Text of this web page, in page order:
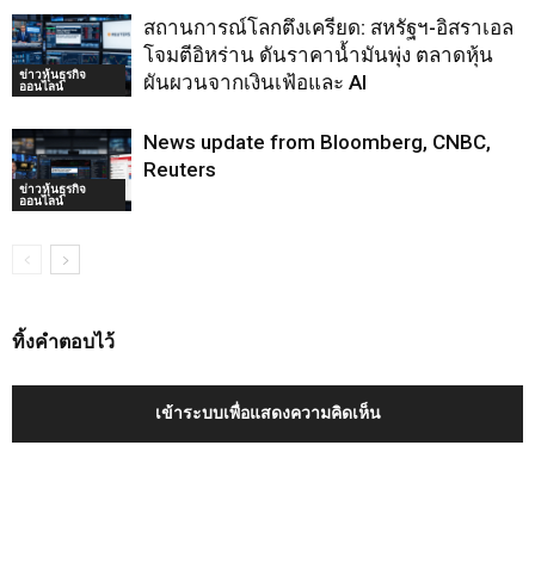
ข่าวหุ้นธุรกิจ
ออนไลน์
สถานการณ์โลกตึงเครียด: สหรัฐฯ-อิสราเอล
โจมตีอิหร่าน ดันราคาน้ำมันพุ่ง ตลาดหุ้น
ผันผวนจากเงินเฟ้อและ AI
ข่าวหุ้นธุรกิจ
ออนไลน์
News update from Bloomberg, CNBC,
Reuters
ทิ้งคำตอบไว้
เข้าระบบเพื่อแสดงความคิดเห็น